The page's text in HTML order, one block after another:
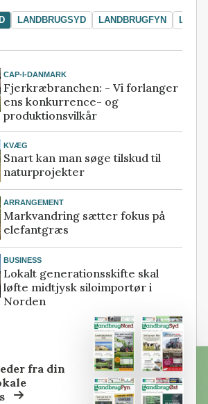
LANDBRUGSYD LANDBRUGFYN
CAP-I-DANMARK
Fjerkræbranchen: - Vi forlanger
ens konkurrence- og
produktionsvilkår
KVÆG
Snart kan man søge tilskud til
naturprojekter
ARRANGEMENT
Markvandring sætter fokus på
elefantgræs
BUSINESS
Lokalt generationsskifte skal
løfte midtjysk siloimportør i
Norden
fra din